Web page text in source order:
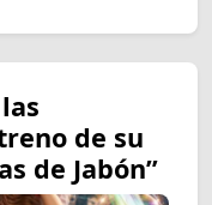
de su
de Jabón”